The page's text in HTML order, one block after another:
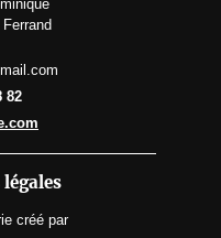
82
créé par